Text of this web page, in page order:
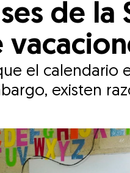
de la
el
existen